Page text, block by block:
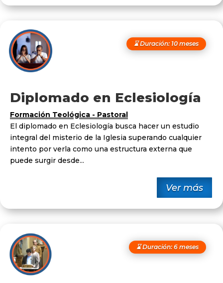
⌛ Duración: 10 meses
Diplomado en Eclesiología
Formación Teológica - Pastoral
El diplomado en Eclesiología busca hacer un estudio
integral del misterio de la Iglesia superando cualquier
intento por verla como una estructura externa que
puede surgir desde...
Ver más
⌛ Duración: 6 meses